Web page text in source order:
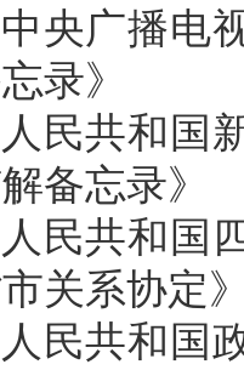
央广播电
录》
民共和国
备忘录》
民共和国
关系协定
民共和国